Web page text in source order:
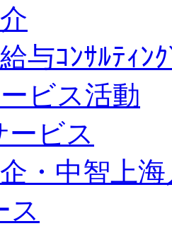
与ｺﾝｻﾙﾃｨﾝ
ビス活動
ビス
・中智上
ス